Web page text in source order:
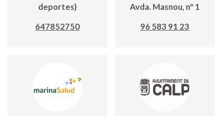
deportes)
647852750
Avda. Masnou, nº 1
96 583 91 23